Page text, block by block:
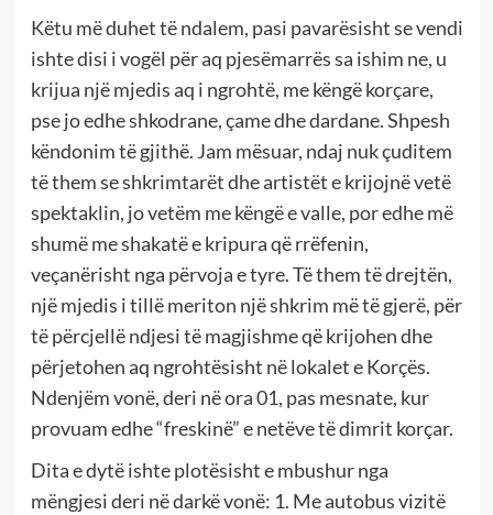
Këtu më duhet të ndalem, pasi pavarësisht se vendi
ishte disi i vogël për aq pjesëmarrës sa ishim ne, u
krijua një mjedis aq i ngrohtë, me këngë korçare,
pse jo edhe shkodrane, çame dhe dardane. Shpesh
këndonim të gjithë. Jam mësuar, ndaj nuk çuditem
të them se shkrimtarët dhe artistët e krijojnë vetë
spektaklin, jo vetëm me këngë e valle, por edhe më
shumë me shakatë e kripura që rrëfenin,
veçanërisht nga përvoja e tyre. Të them të drejtën,
një mjedis i tillë meriton një shkrim më të gjerë, për
të përcjellë ndjesi të magjishme që krijohen dhe
përjetohen aq ngrohtësisht në lokalet e Korçës.
Ndenjëm vonë, deri në ora 01, pas mesnate, kur
provuam edhe “freskinë” e netëve të dimrit korçar.
Dita e dytë ishte plotësisht e mbushur nga
mëngjesi deri në darkë vonë: 1. Me autobus vizitë